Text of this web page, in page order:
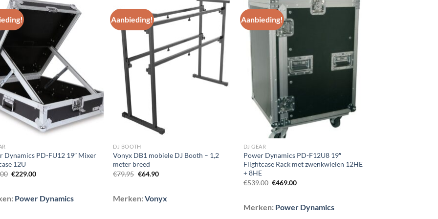
Dynamics PD-FU12 19″ Mixer
12U
Oorspronkelijke
€229.00Huidige
Power Dynamics
Aanbieding!
Toevoegen
aan
wenslijst
DJ BOOTH
Vonyx DB1 mobiele DJ Booth – 1,2
meter breed
€79.95 Oorspronkelijke
€64.90Huidige
Merken:Vonyx
Aanbieding!
Toevoegen
wenslijst
DJ GEAR
Power Dynamics PD-F12U8 19″
Flightcase Rack met zwenkwielen 12HE
+ 8HE
€539.00 Oorspronkelijke
€469.00Huidige
Merken: Power Dynamics